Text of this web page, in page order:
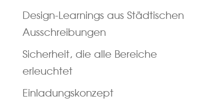
Design-Learnings aus Städtischen
Ausschreibungen
Sicherheit, die alle Bereiche
erleuchtet
Einladungskonzept